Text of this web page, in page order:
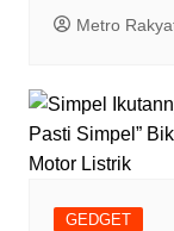
Metro
GEDGET